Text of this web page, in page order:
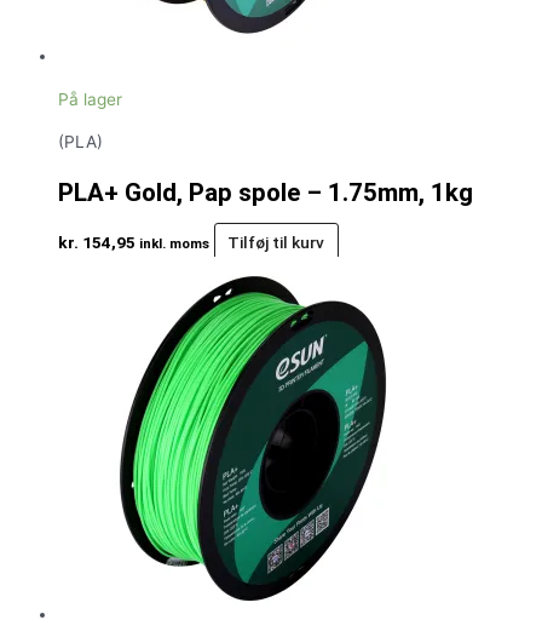
På lager
(PLA)
PLA+ Gold, Pap spole – 1.75mm, 1kg
kr. 154,95 inkl. moms Tilføj til kurv